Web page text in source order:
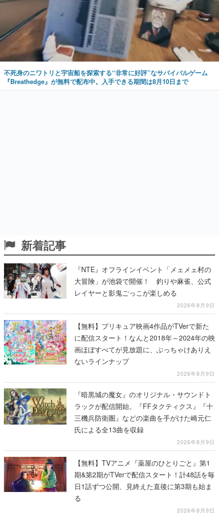
不死身のニワトリと宇宙船を探索する“非常に好評”なサバイバルゲーム
『Breathedge』が無料で配布中。入手できる期間は8月10日まで
新着記事
『NTE』オフラインイベント「メェメェ村の
大冒険」が池袋で開催！ 釣りや麻雀、公式
レイヤーと影鬼ごっこが楽しめる
2026年8月9日
【無料】プリキュア映画4作品がTVerで新た
に配信スタート！なんと2018年～2024年の映
画ほぼすべてが見放題に、ぶっちゃけありえ
ないラインナップ
2026年8月9日
『暗黒城の魔女』のオリジナル・サウンドト
ラックが配信開始。『FFタクティクス』『十
三機兵防衛圏』などの楽曲を手がけた崎元仁
氏による全13曲を収録
2026年8月9日
【無料】TVアニメ『薬屋のひとりごと』第1
期&第2期がTVerで配信スタート！計48話を毎
日1話ずつ公開、見終えた直後に第3期も始ま
る
2026年8月9日